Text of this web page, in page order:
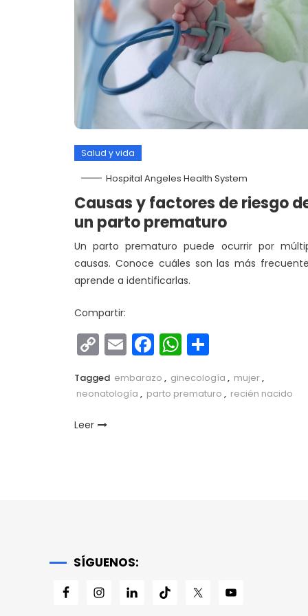
Salud y vida
Hospital Angeles Health System
Causas y factores de riesgo
un parto prematuro
Un parto prematuro puede ocurrir por
causas. Conoce cuáles son las más
aprende a identificarlas.
Compartir:
Copy
Link
EmailFacebook
WhatsApp
Tagged embarazo , ginecología , mujer,
neonatología , parto prematuro , recién nacido
Leer
SÍGUENOS: